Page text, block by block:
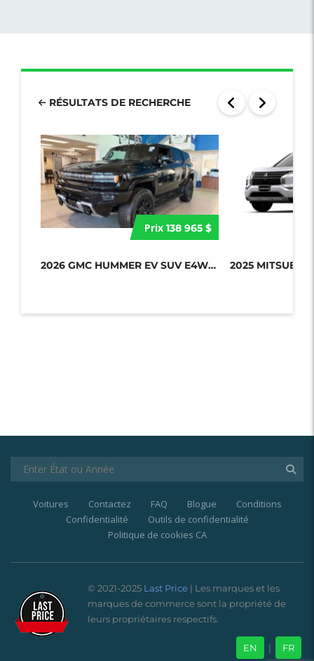
RÉSULTATS DE RECHERCHE
Prix 138 965 $
2026 GMC HUMMER EV SUV E4WD 4DR 2X...
Voitures Contactez FAQ Blogue
Conditions
Confidentialité
Outils de confidentialité
Politique de cookies CA
© 2021-2025 Last Price | Les marques et les
marques de commerce sont la propriété de
leurs propriétaires respectifs.
EN | FR